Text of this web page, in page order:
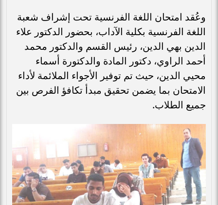
وعُقد امتحان اللغة الفرنسية تحت إشراف شعبة
اللغة الفرنسية بكلية الآداب، بحضور الدكتور علاء
الدين بهي الدين، رئيس القسم والدكتور محمد
أحمد الراوي، دكتور المادة والدكتورة أسماء
محيي الدين، حيث تم توفير الأجواء الملائمة لأداء
الامتحان بما يضمن تحقيق مبدأ تكافؤ الفرص بين
جميع الطلاب.